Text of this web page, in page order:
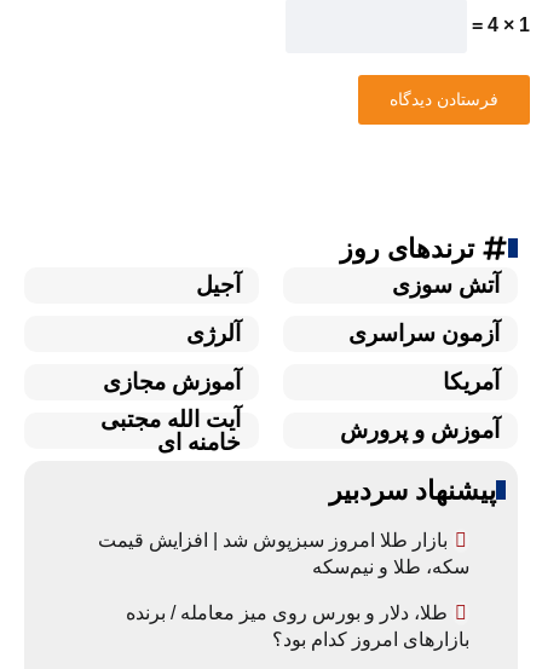
1 × 4 =
ترندهای روز
آتش سوزی
آجیل
آزمون سراسری
آلرژی
آمریکا
آموزش مجازی
آموزش و پرورش
آیت الله مجتبی
خامنه ای
پیشنهاد سردبیر
بازار طلا امروز سبزپوش شد | افزایش قیمت
سکه، طلا و نیم‌سکه
طلا، دلار و بورس روی میز معامله / برنده
بازارهای امروز کدام بود؟